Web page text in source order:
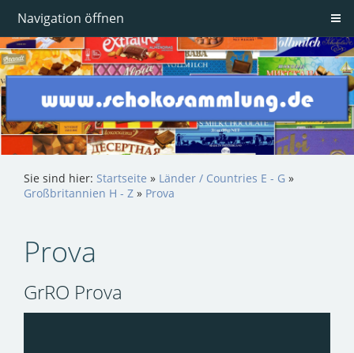
Navigation öffnen
Sie sind hier: Startseite » Länder / Countries E - G »
Großbritannien H - Z » Prova
Prova
GrRO Prova